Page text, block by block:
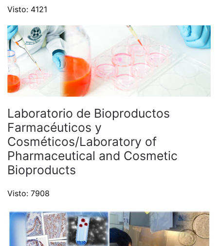
Visto: 4121
Laboratorio de Bioproductos
Farmacéuticos y
Cosméticos/Laboratory of
Pharmaceutical and Cosmetic
Bioproducts
Visto: 7908